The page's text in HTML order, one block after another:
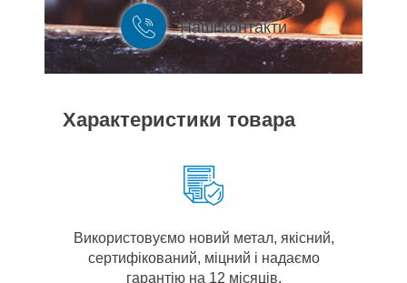
Наші контакти
Характеристики товара
Використовуємо новий метал, якісний,
сертифікований, міцний і надаємо
гарантію на 12 місяців.